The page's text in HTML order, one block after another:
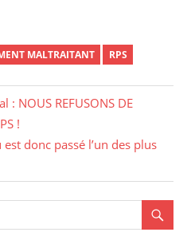
MALTRAITANT RPS
NOUS REFUSONS DE
!
donc passé l’un des plus